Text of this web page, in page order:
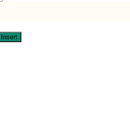
Insert